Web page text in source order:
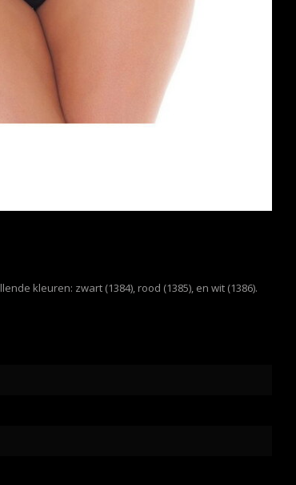
kleuren: zwart (1384), rood (1385), en wit (1386).